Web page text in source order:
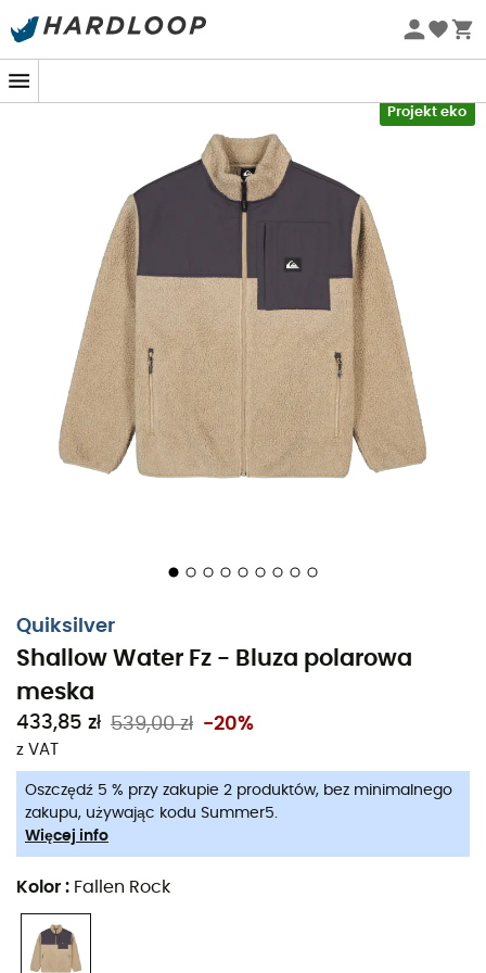
Letnie promocje 🔥 -5% DODATKOWO przy zakupie 2
Projekt eko
Quiksilver
Shallow Water Fz - Bluza polarowa
meska
433,85 zł 539,00 zł -20%
z VAT
Oszczędź 5 % przy zakupie 2 produktów, bez minimalnego
zakupu, używając kodu Summer5.
Więcej info
Kolor : Fallen Rock
Bluza polarowa męska
Sherpa Shallow Water odQuiksilver
towarzyszka na chłodne wędrówki lub miejskie
eskapady. Dzięki swobodnemu wyglądowi otuli Cię
ciepłem, niezależnie od tego, czy jesteś na szczytach,
czy na tarasie kawiarni.
Ta bluza dla